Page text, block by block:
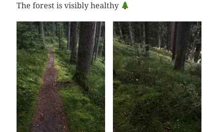
The forest is visibly healthy